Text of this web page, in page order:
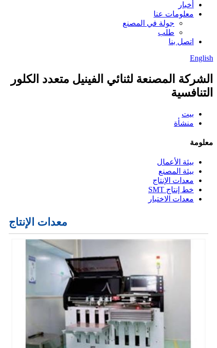
أخبار
معلومات عنا
جولة في المصنع
طلب
اتصل بنا
English
الشركة المصنعة لثنائي الفينيل متعدد الكلور
التنافسية
بيت
منشأة
معلومة
بيئة الأعمال
بيئة المصنع
معدات الإنتاج
خط إنتاج SMT
معدات الاختبار
معدات الإنتاج